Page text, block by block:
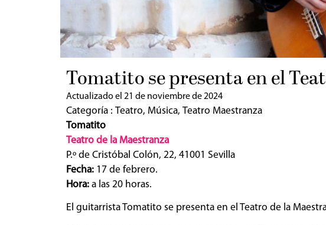
Tomatito se presenta en el
Actualizado el 21 de noviembre de 2024
Categoría : Teatro, Música, Teatro Maestranza
Tomatito
Teatro de la Maestranza
P.º de Cristóbal Colón, 22, 41001 Sevilla
Fecha: 17 de febrero.
Hora: a las 20 horas.
El guitarrista Tomatito se presenta en el Teatro de la